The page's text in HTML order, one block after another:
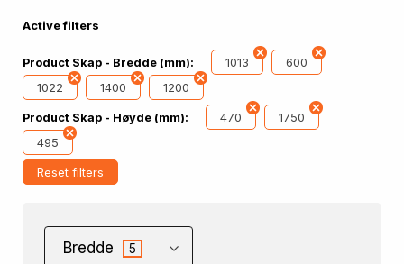
Active filters
Product Skap - Bredde (mm): 1013
600
1022
1400 1200
Product Skap - Høyde (mm): 470
1750
495
Reset filters
Bredde 5